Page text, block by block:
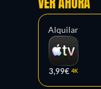
VER AHORA
Alquilar
3,99€ 4K